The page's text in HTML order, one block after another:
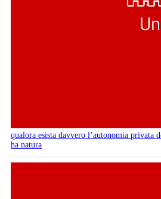
qualora esista davvero l’autonomia privata
ha natura